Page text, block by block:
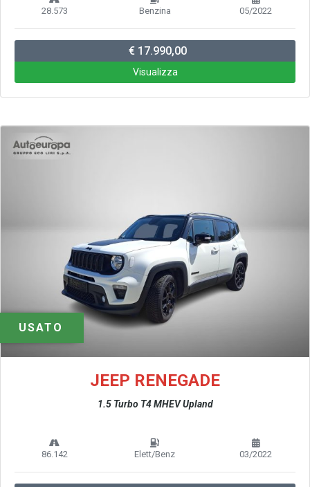
28.573 Benzina 05/2022
€ 17.990,00
Visualizza
USATO
JEEP RENEGADE
1.5 Turbo T4 MHEV Upland
86.142 Elett/Benz 03/2022